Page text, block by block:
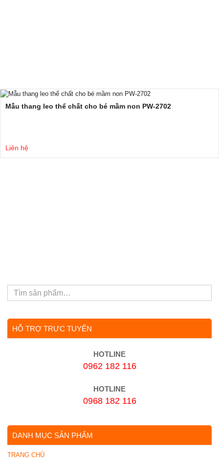
Mẫu thang leo thể chất cho bé mầm non PW-2702
Liên hệ
HỖ TRỢ TRỰC TUYẾN
HOTLINE
0962 182 116
HOTLINE
0968 182 116
DANH MỤC SẢN PHẨM
TRANG CHỦ